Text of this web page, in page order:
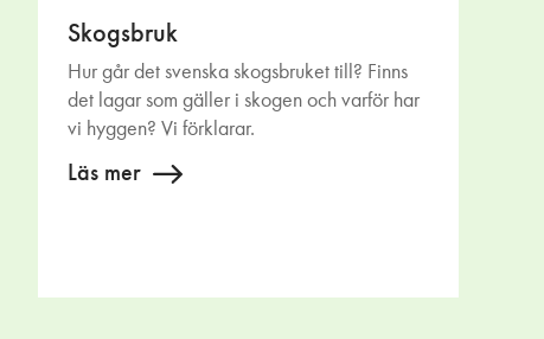
Skogsbruk
Hur går det svenska skogsbruket till? Finns
det lagar som gäller i skogen och varför har
vi hyggen? Vi förklarar.
Läs mer